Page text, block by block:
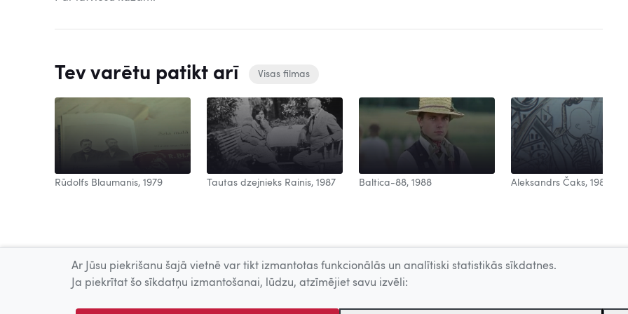
Tev varētu patikt arī Visas filmas
Rūdolfs Blaumanis, 1979 Tautas dzejnieks Rainis, 1987 Baltica-88, 1988 Aleksandrs Čaks, 1988
Ar Jūsu piekrišanu šajā vietnē var tikt izmantotas funkcionālās un analītiski statistikās sīkdatnes.
Ja piekrītat šo sīkdatņu izmantošanai, lūdzu, atzīmējiet savu izvēli: